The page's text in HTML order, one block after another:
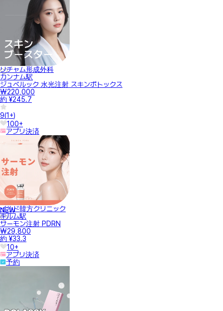
リチャム形成外科
カンナム駅
ジュベルック 水光注射 スキンボトックス
₩220,000
約 ¥245.7
9(1+)
100+
アプリ決済
NEW
イルド韓方クリニック
キルム駅
サーモン注射 PDRN
₩29,800
約 ¥33.3
10+
アプリ決済
予約